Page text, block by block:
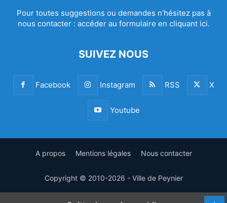
Pour toutes suggestions ou demandes n’hésitez pas à
nous contacter : accéder au formulaire en cliquant ici.
SUIVEZ NOUS
Facebook Instagram RSS X
Youtube
A propos Mentions légales Nous contacter
Copyright © 2010-2026 - Ville de Peynier